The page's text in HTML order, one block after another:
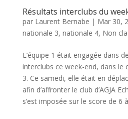
Résultats interclubs du
par Laurent Bernabe | Mar 30,
nationale 3, nationale 4, Non
L’équipe 1 était engagée dans
interclubs ce week-end, dans le
3. Ce samedi, elle était en
afin d’affronter le club d’AGJA
s’est imposée sur le score de 6